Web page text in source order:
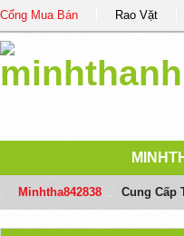
Cổng Mua Bán Rao Vặt
Minhtha842838 Cung Cấp